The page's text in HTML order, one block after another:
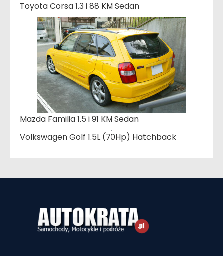
Toyota Corsa 1.3 i 88 KM Sedan
Mazda Familia 1.5 i 91 KM Sedan
Volkswagen Golf 1.5L (70Hp) Hatchback